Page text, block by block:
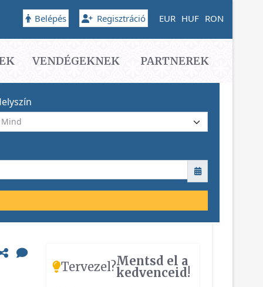
Belépés Regisztráció EUR HUF RON
VENDÉGEKNEK PARTNEREK
Tervezel?Mentsd el a
kedvenceid!